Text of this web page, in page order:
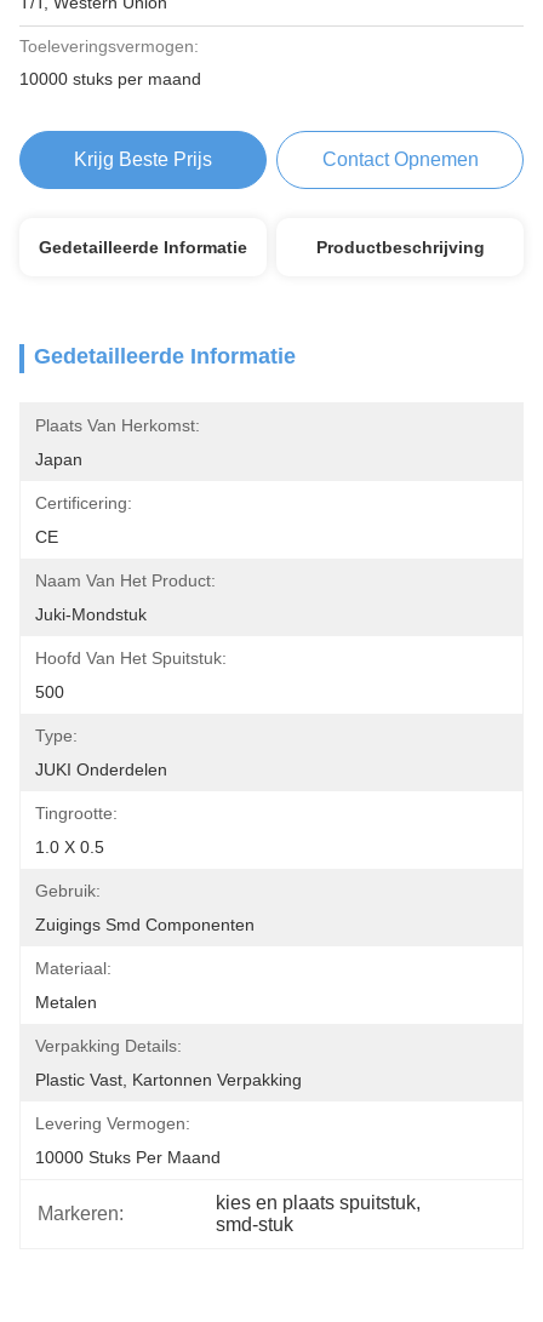
Toeleveringsvermogen:
10000 stuks per maand
Krijg Beste Prijs Contact Opnemen
Gedetailleerde Informatie Productbeschrijving
Gedetailleerde Informatie
Plaats Van Herkomst:
Japan
Certificering:
CE
Naam Van Het Product:
Juki-Mondstuk
Hoofd Van Het Spuitstuk:
500
Type:
JUKI Onderdelen
Tingrootte:
1.0 X 0.5
Gebruik:
Zuigings Smd Componenten
Materiaal:
Metalen
Verpakking Details:
Plastic Vast, Kartonnen Verpakking
Levering Vermogen:
10000 Stuks Per Maand
Markeren:
kies en plaats spuitstuk,
smd-stuk